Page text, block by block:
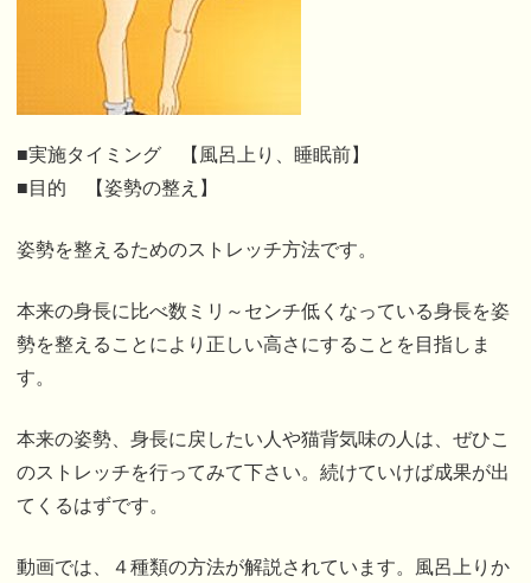
■実施タイミング 【風呂上り、睡眠前】
■目的 【姿勢の整え】
姿勢を整えるためのストレッチ方法です。
本来の身長に比べ数ミリ～センチ低くなっている身長を姿
勢を整えることにより正しい高さにすることを目指しま
す。
本来の姿勢、身長に戻したい人や猫背気味の人は、ぜひこ
のストレッチを行ってみて下さい。続けていけば成果が出
てくるはずです。
動画では、４種類の方法が解説されています。風呂上りか